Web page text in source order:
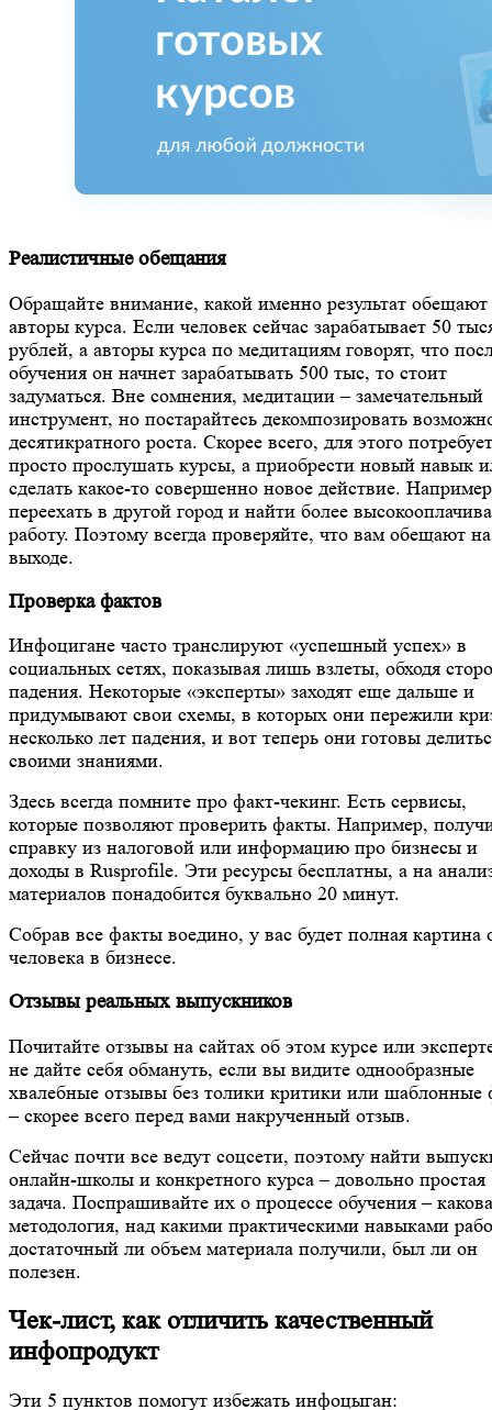
Реалистичные обещания
Обращайте внимание, какой именно результат
авторы курса. Если человек сейчас зарабатывает 50
рублей, а авторы курса по медитациям говорят, что
обучения он начнет зарабатывать 500 тыс, то стоит
задуматься. Вне сомнения, медитации – замечательный
инструмент, но постарайтесь декомпозировать
десятикратного роста. Скорее всего, для этого
просто прослушать курсы, а приобрести новый навык
сделать какое-то совершенно новое действие.
переехать в другой город и найти более
работу. Поэтому всегда проверяйте, что вам обещают на
выходе.
Проверка фактов
Инфоцигане часто транслируют «успешный успех» в
социальных сетях, показывая лишь взлеты, обходя
падения. Некоторые «эксперты» заходят еще дальше и
придумывают свои схемы, в которых они пережили
несколько лет падения, и вот теперь они готовы
своими знаниями.
Здесь всегда помните про факт-чекинг. Есть сервисы,
которые позволяют проверить факты. Например,
справку из налоговой или информацию про бизнесы и
доходы в Rusprofile. Эти ресурсы бесплатны, а на
материалов понадобится буквально 20 минут.
Собрав все факты воедино, у вас будет полная картина
человека в бизнесе.
Отзывы реальных выпускников
Почитайте отзывы на сайтах об этом курсе или
не дайте себя обмануть, если вы видите однообразные
хвалебные отзывы без толики критики или шаблонные
– скорее всего перед вами накрученный отзыв.
Сейчас почти все ведут соцсети, поэтому найти
онлайн-школы и конкретного курса – довольно простая
задача. Поспрашивайте их о процессе обучения – какова
методология, над какими практическими навыками
достаточный ли объем материала получили, был ли он
полезен.
Чек-лист, как отличить качественный
инфопродукт
Эти 5 пунктов помогут избежать инфоцыган: